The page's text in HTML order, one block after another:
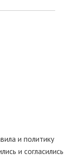
и политику
и согласились